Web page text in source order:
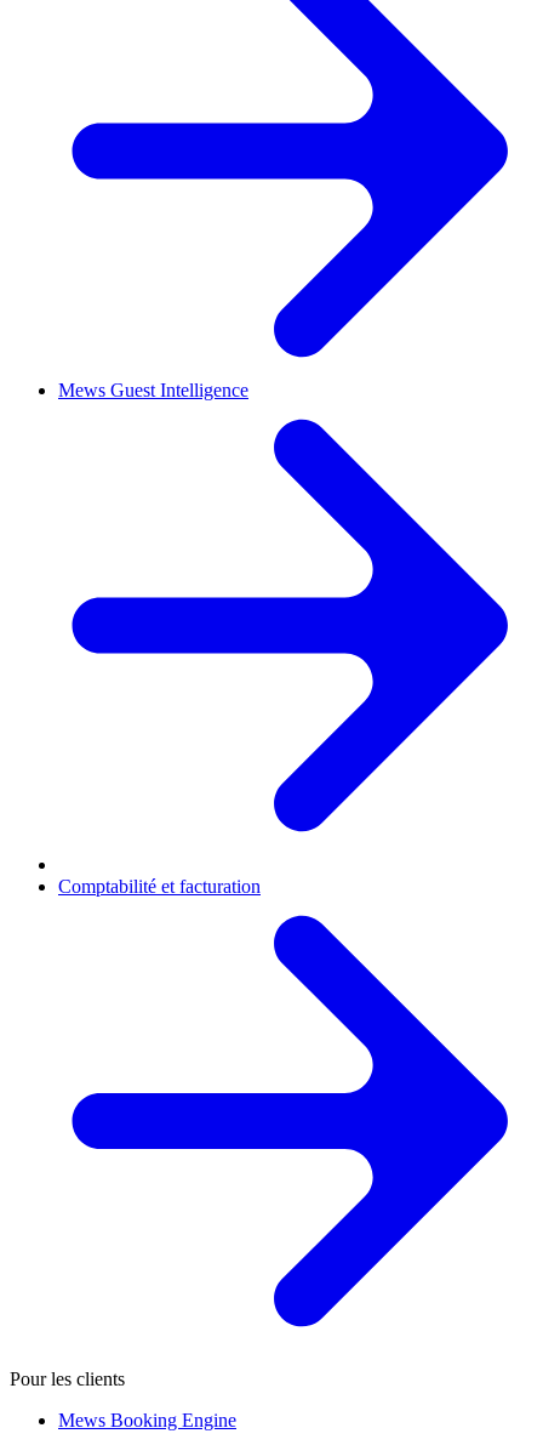
Mews Guest Intelligence
Comptabilité et facturation
Pour les clients
Mews Booking Engine